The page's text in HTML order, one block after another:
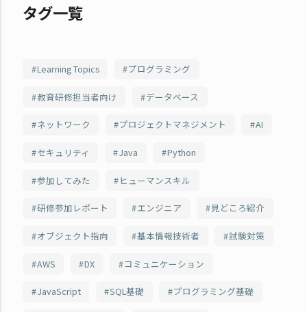
タグ一覧
Learning Topics プログラミング
教育研修担当者向け データベース
ネットワーク プロジェクトマネジメント AI
セキュリティ Java Python
参加してみた ヒューマンスキル
研修参加レポート エンジニア 見どころ紹介
オブジェクト指向 基本情報技術者 試験対策
AWS DX コミュニケーション
JavaScript SQL基礎 プログラミング基礎